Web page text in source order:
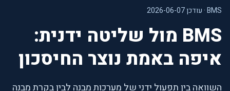
BMS · עודכן 2026-06-07
BMS מול שליטה ידנית:
איפה באמת נוצר החיסכון
השוואה בין תפעול ידני של מערכות מבנה לבין בקרת מבנה